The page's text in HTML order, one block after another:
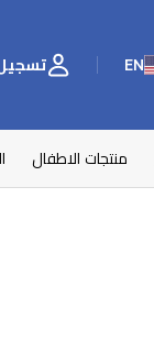
EN تسجيل
منتجات الاطفال